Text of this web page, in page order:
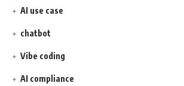
AI use case
chatbot
Vibe coding
AI compliance